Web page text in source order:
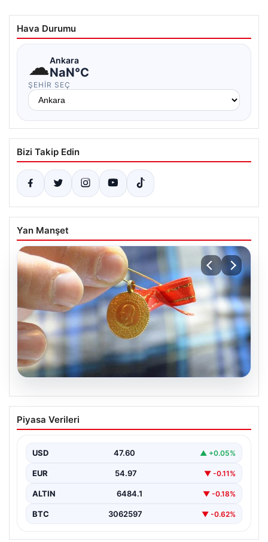
Hava Durumu
☁Ankara
NaN°C
ŞEHIR SEÇ
Bizi Takip Edin
Yan Manşet
05.08.2026
Altın fiyatları canlı 8 Nisan 2026: Altın
fiyatları ne kadar oldu? Gram, çeyrek,
fiyatları
Piyasa Verileri
USD 47.60 ▲ +0.05%
EUR 54.97 ▼ -0.11%
ALTIN 6484.1 ▼ -0.18%
BTC 3062597 ▼ -0.62%